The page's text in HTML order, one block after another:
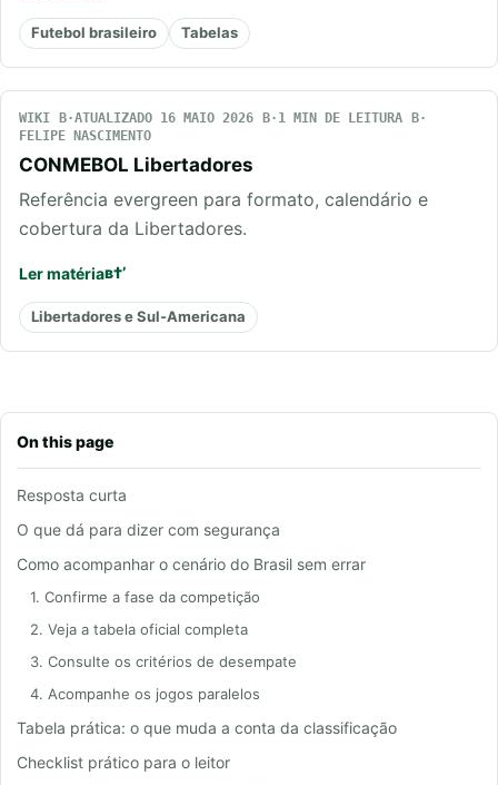
On this page
Resposta curta
O que dá para dizer com segurança
Como acompanhar o cenário do Brasil sem errar
1. Confirme a fase da competição
2. Veja a tabela oficial completa
3. Consulte os critérios de desempate
4. Acompanhe os jogos paralelos
Tabela prática: o que muda a conta da classificação
Checklist prático para o leitor
Futebol brasileiro Tabelas
WIKI ATUALIZADO 16 MAIO 2026
1 MIN DE LEITURA
FELIPE NASCIMENTO
CONMEBOL Libertadores
Referência evergreen para formato, calendário e
cobertura da Libertadores.
Ler matéria
Libertadores e Sul-Americana